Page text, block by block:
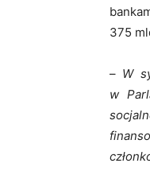
375
– W
w